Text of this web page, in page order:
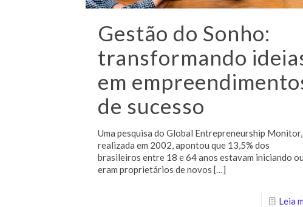
Gestão do Sonho:
transformando
em
de sucesso
Uma pesquisa do Global Entrepreneurship Monitor,
realizada em 2002, apontou que 13,5% dos
brasileiros entre 18 e 64 anos estavam iniciando ou
eram proprietários de novos […]
Leia